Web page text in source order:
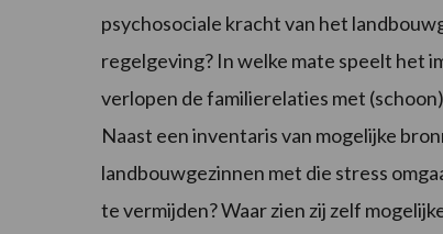
psychosociale kracht van het
regelgeving? In welke mate speelt het
verlopen de familierelaties met
Naast een inventaris van mogelijke
landbouwgezinnen met die stress
te vermijden? Waar zien zij zelf